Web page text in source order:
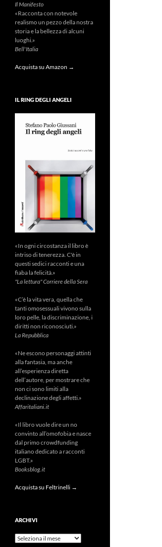
Il Manifesto
«Racconta con notevole
realismo un pezzo della nostra
storia e la bellezza di alcuni
luoghi.»
Bell'Italia
Acquista su Amazon →
IL RING DEGLI ANGELI
«In ogni circostanza il libro è
intriso di tenerezza. C'è in
questi sedici racconti e una
fiaba la felicità.»
"La lettura" Corriere della Sera
«C’è la vita vera, quella che
tanti omosessuali vivono sulla
loro pelle, la discriminazione, i
diritti non riconosciuti.»
La Repubblica
«Ne escono personaggi attinti
alla fantasia, ma anche
all’esperienza diretta
dell’autore, per mostrare che
non ci sono limiti alla
declinazione degli affetti.»
Affaritaliani.it
«Il libro vuole dire un no
convinto all’omofobia e nasce
dal primo crowdfunding
italiano dedicato a racconti
LGBT.»
Booksblog.it
Acquista su Feltrinelli →
ARCHIVI
Archivi